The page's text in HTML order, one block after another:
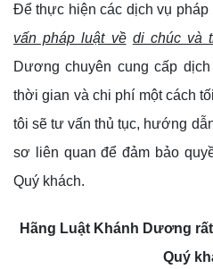
Để thực hiện các dịch vụ
vấn pháp luật về di chúc và
Dương chuyên cung cấp
thời gian và chi phí một cách
tôi sẽ tư vấn thủ tục, hướng
sơ liên quan để đảm bảo
Quý khách.
Hãng Luật Khánh Dương
Quý